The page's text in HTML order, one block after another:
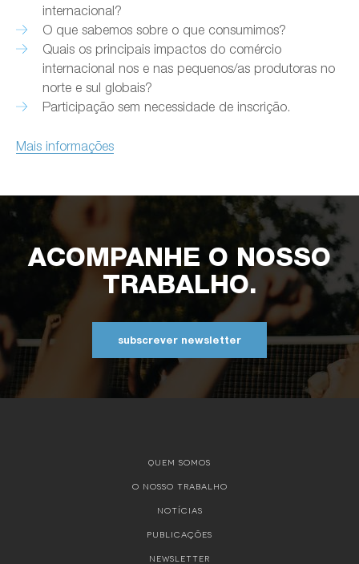
internacional?
O que sabemos sobre o que consumimos?
Quais os principais impactos do comércio
internacional nos e nas pequenos/as produtoras no
norte e sul globais?
Participação sem necessidade de inscrição.
Mais informações
ACOMPANHE O NOSSO
TRABALHO.
subscrever newsletter
QUEM SOMOS
O NOSSO TRABALHO
NOTÍCIAS
PUBLICAÇÕES
NEWSLETTER